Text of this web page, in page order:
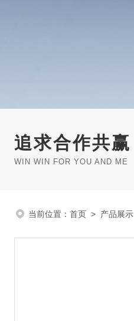
追求合作共赢
WIN WIN FOR YOU AND ME
当前位置： 首页 > 产品展示